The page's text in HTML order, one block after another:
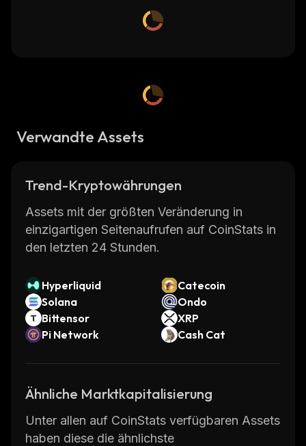
Verwandte Assets
Trend-Kryptowährungen
Assets mit der größten Veränderung in
einzigartigen Seitenaufrufen auf CoinStats in
den letzten 24 Stunden.
Hyperliquid
Catecoin
Solana
Ondo
Bittensor
XRP
Pi Network
Cash Cat
Ähnliche Marktkapitalisierung
Unter allen auf CoinStats verfügbaren Assets
haben diese die ähnlichste